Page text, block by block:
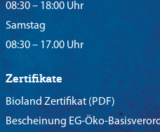
08:30 – 18:00 Uhr
Samstag
08:30 – 17.00 Uhr
Zertifikate
Bioland Zertifikat (PDF)
Bescheinung EG-Öko-